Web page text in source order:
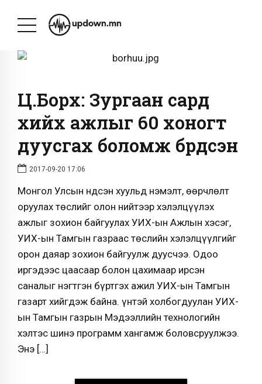
Ц.Борхүү: Зургаан сард
хийх ажлыг 60 хоногт
дуусгах боломж бүрдсэн
2017-09-20 17:06
Монгол Улсын Үндсэн хуульд нэмэлт, өөрчлөлт
оруулах төслийг олон нийтээр хэлэлцүүлэх
ажлыг зохион байгуулах УИХ-ын Ажлын хэсэг,
УИХ-ын Тамгын газраас төслийн хэлэлцүүлгийг
орон даяар зохион байгуулж дуусчээ. Одоо
иргэдээс цаасаар болон цахимаар ирсэн
саналыг нэгтгэн бүртгэх ажил УИХ-ын Тамгын
газарт хийгдэж байна. Үүнтэй холбогдуулан УИХ-
ын Тамгын газрын Мэдээллийн технологийн
хэлтэс шинэ программ хангамж боловсруулжээ.
Энэ […]